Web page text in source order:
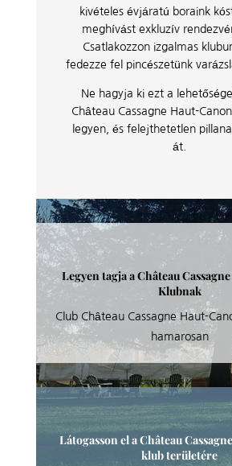
kivételes évjáratú boraink
meghívást exkluzív
Csatlakozzon izgalmas
fedezze fel pincészetünk
Ne hagyja ki ezt a
Château Cassagne Haut-
legyen, és felejthetetlen
át.
Legyen tagja a Château
Klubnak
Club Château Cassagne Haut-
hamarosan
Látogasson el a Château
klub területére